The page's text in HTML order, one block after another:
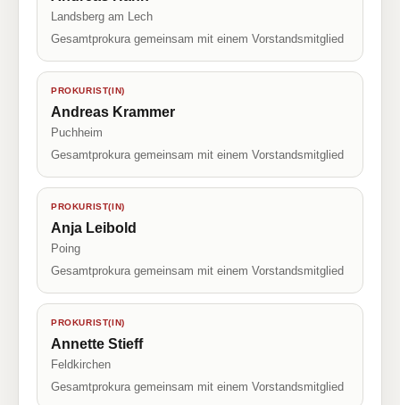
Landsberg am Lech
Gesamtprokura gemeinsam mit einem Vorstandsmitglied
PROKURIST(IN)
Andreas Krammer
Puchheim
Gesamtprokura gemeinsam mit einem Vorstandsmitglied
PROKURIST(IN)
Anja Leibold
Poing
Gesamtprokura gemeinsam mit einem Vorstandsmitglied
PROKURIST(IN)
Annette Stieff
Feldkirchen
Gesamtprokura gemeinsam mit einem Vorstandsmitglied